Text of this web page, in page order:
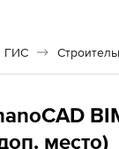
ГИС
место)